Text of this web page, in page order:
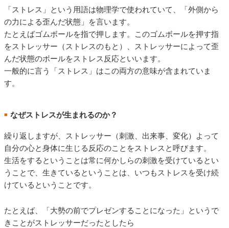
「ストレス」という用語は物理学で使われていて、「外側から
の力による歪んだ状態」を言います。
たとえばゴムボールを指で押します。このゴムボールを押す指
をストレッサー（ストレスのもと）、ストレッサーによって歪
んだ状態のボールをストレス反応といいます。
一般的に言う「ストレス」はこの両方の意味が含まれていま
す。
■ なぜストレスが生まれるのか？
繰り返しますが、ストレッサー（刺激、出来事、変化）よって
自分の心と身体に生じる反応のことをストレスと呼びます。
生活をするということは常に何かしらの刺激を受けているとい
うことで、生きているということは、いつもストレスを受け続
けているということです。
たとえば、「大勢の前でプレゼンすることになった」というで
きことがストレッサーだったとしたら